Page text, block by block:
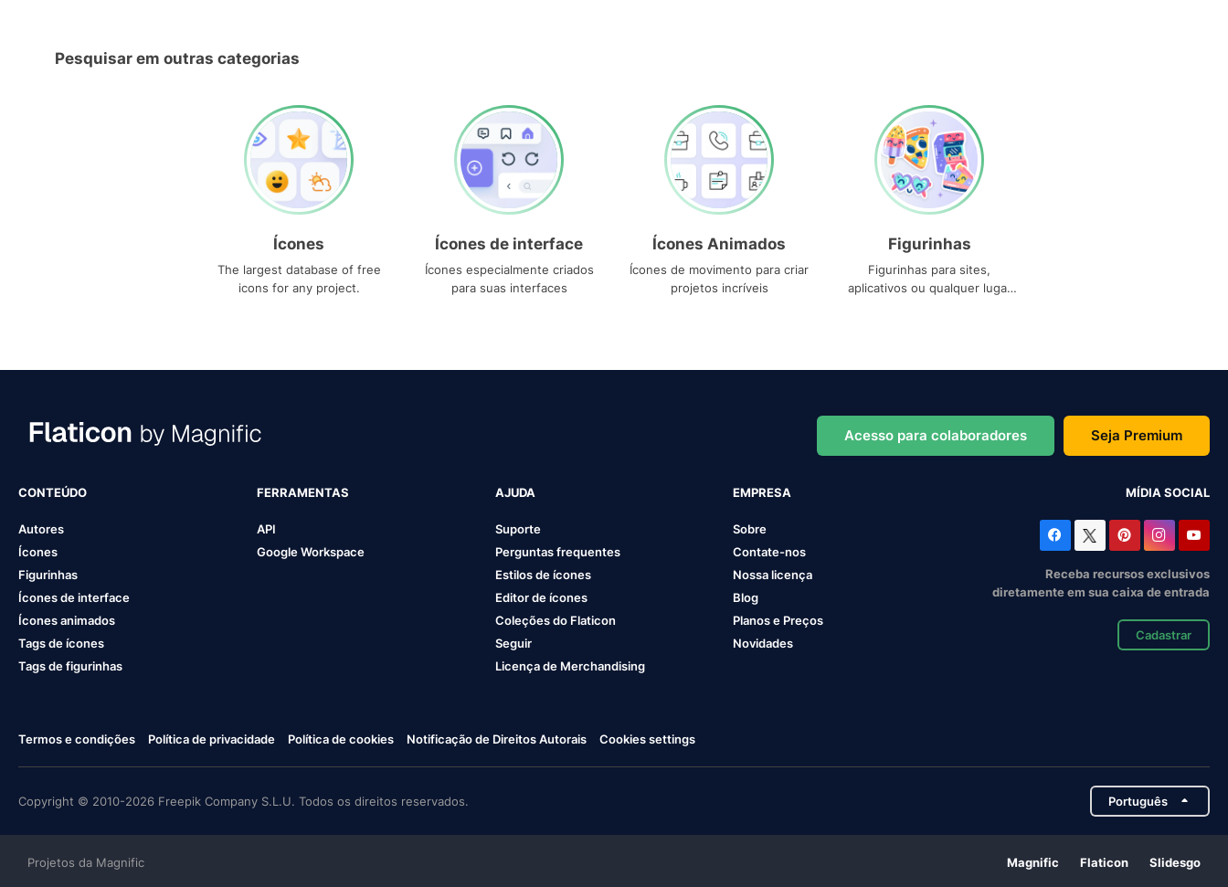
Pesquisar em outras categorias
Ícones
The largest database of free
icons for any project.
Ícones de interface
Ícones especialmente criados
para suas interfaces
Ícones Animados
Ícones de movimento para criar
projetos incríveis
Figurinhas
Figurinhas para sites,
aplicativos ou qualquer lugar
Acesso para colaboradores Seja Premium
CONTEÚDO
Autores
Ícones
Figurinhas
Ícones de interface
Ícones animados
Tags de ícones
Tags de figurinhas
FERRAMENTAS
API
Google Workspace
AJUDA
Suporte
Perguntas frequentes
Estilos de ícones
Editor de ícones
Coleções do Flaticon
Seguir
Licença de Merchandising
EMPRESA
Sobre
Contate-nos
Nossa licença
Blog
Planos e Preços
Novidades
MÍDIA SOCIAL
Receba recursos exclusivos
diretamente em sua caixa de entrada
Cadastrar
Termos e condições Política de privacidade Política de cookies Notificação de Direitos Autorais Cookies settings
Copyright © 2010-2026 Freepik Company S.L.U. Todos os direitos reservados. Português
Projetos da Magnific Magnific Flaticon Slidesgo